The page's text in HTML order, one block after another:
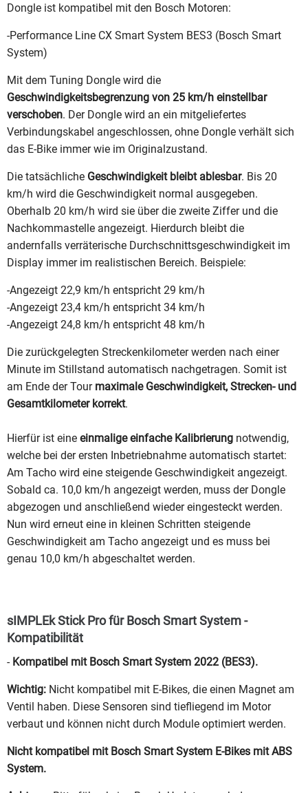
Dongle ist kompatibel mit den Bosch Motoren:
-Performance Line CX Smart System BES3 (Bosch Smart
System)
Mit dem Tuning Dongle wird die
Geschwindigkeitsbegrenzung von 25 km/h einstellbar
verschoben. Der Dongle wird an ein mitgeliefertes
Verbindungskabel angeschlossen, ohne Dongle verhält sich
das E-Bike immer wie im Originalzustand.
Die tatsächliche Geschwindigkeit bleibt ablesbar. Bis 20
km/h wird die Geschwindigkeit normal ausgegeben.
Oberhalb 20 km/h wird sie über die zweite Ziffer und die
Nachkommastelle angezeigt. Hierdurch bleibt die
andernfalls verräterische Durchschnittsgeschwindigkeit im
Display immer im realistischen Bereich. Beispiele:
-Angezeigt 22,9 km/h entspricht 29 km/h
-Angezeigt 23,4 km/h entspricht 34 km/h
-Angezeigt 24,8 km/h entspricht 48 km/h
Die zurückgelegten Streckenkilometer werden nach einer
Minute im Stillstand automatisch nachgetragen. Somit ist
am Ende der Tour maximale Geschwindigkeit, Strecken- und
Gesamtkilometer korrekt.
Hierfür ist eine einmalige einfache Kalibrierung notwendig,
welche bei der ersten Inbetriebnahme automatisch startet:
Am Tacho wird eine steigende Geschwindigkeit angezeigt.
Sobald ca. 10,0 km/h angezeigt werden, muss der Dongle
abgezogen und anschließend wieder eingesteckt werden.
Nun wird erneut eine in kleinen Schritten steigende
Geschwindigkeit am Tacho angezeigt und es muss bei
genau 10,0 km/h abgeschaltet werden.
sIMPLEk Stick Pro für Bosch Smart System -
Kompatibilität
- Kompatibel mit Bosch Smart System 2022 (BES3).
Wichtig: Nicht kompatibel mit E-Bikes, die einen Magnet am
Ventil haben. Diese Sensoren sind tiefliegend im Motor
verbaut und können nicht durch Module optimiert werden.
Nicht kompatibel mit Bosch Smart System E-Bikes mit ABS
System.